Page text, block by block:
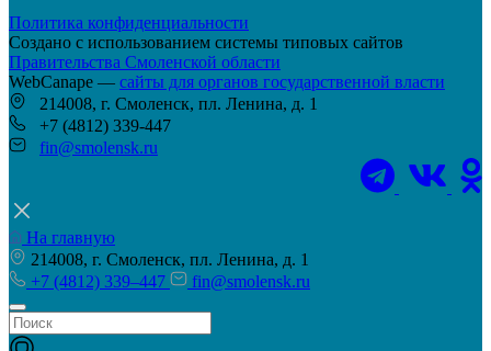
Политика конфиденциальности
Создано с использованием системы типовых сайтов
Правительства Смоленской области
WebCanape — сайты для органов государственной власти
214008, г. Смоленск, пл. Ленина, д. 1
+7 (4812) 339-447
fin@smolensk.ru
На главную
214008, г. Смоленск, пл. Ленина, д. 1
+7 (4812) 339–447
fin@smolensk.ru